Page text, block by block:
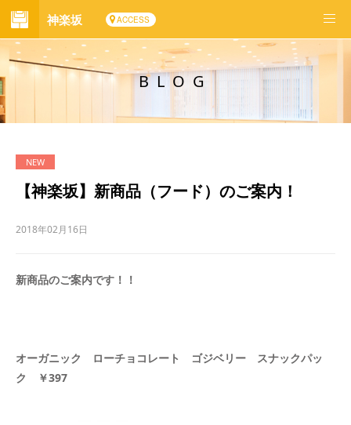
神楽坂 ACCESS
BLOG
【神楽坂】新商品（フード）のご案内！
2018年02月16日
新商品のご案内です！！
オーガニック ローチョコレート ゴジベリー スナックパッ
ク ￥397